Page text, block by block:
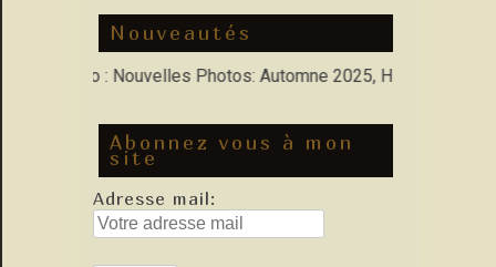
Nouveautés
Porfolio : Nouvelles Photos: Automne 2025, Hiver 2026
Abonnez vous à mon
site
Adresse mail: